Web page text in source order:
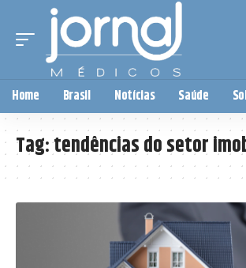
Home Brasil Notícias Saúde
Tag:tendências do setor